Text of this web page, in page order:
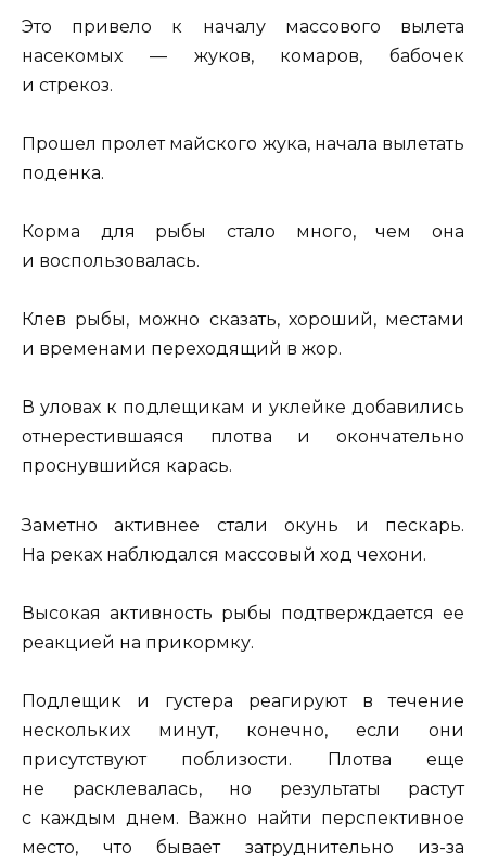
Это привело к началу массового вылета
насекомых — жуков, комаров, бабочек
и стрекоз.
Прошел пролет майского жука, начала вылетать
поденка.
Корма для рыбы стало много, чем она
и воспользовалась.
Клев рыбы, можно сказать, хороший, местами
и временами переходящий в жор.
В уловах к подлещикам и уклейке добавились
отнерестившаяся плотва и окончательно
проснувшийся карась.
Заметно активнее стали окунь и пескарь.
На реках наблюдался массовый ход чехони.
Высокая активность рыбы подтверждается ее
реакцией на прикормку.
Подлещик и густера реагируют в течение
нескольких минут, конечно, если они
присутствуют поблизости. Плотва еще
не расклевалась, но результаты растут
с каждым днем. Важно найти перспективное
место, что бывает затруднительно из-за